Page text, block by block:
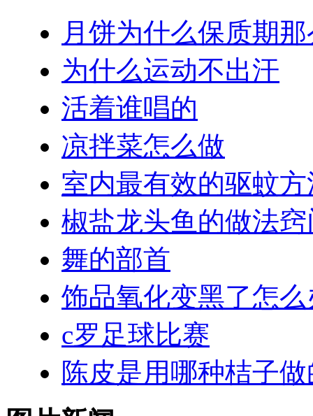
月饼为什么保质期
为什么运动不出汗
活着谁唱的
凉拌菜怎么做
室内最有效的驱蚊方
椒盐龙头鱼的做法窍
舞的部首
饰品氧化变黑了怎么
c罗足球比赛
陈皮是用哪种桔子做